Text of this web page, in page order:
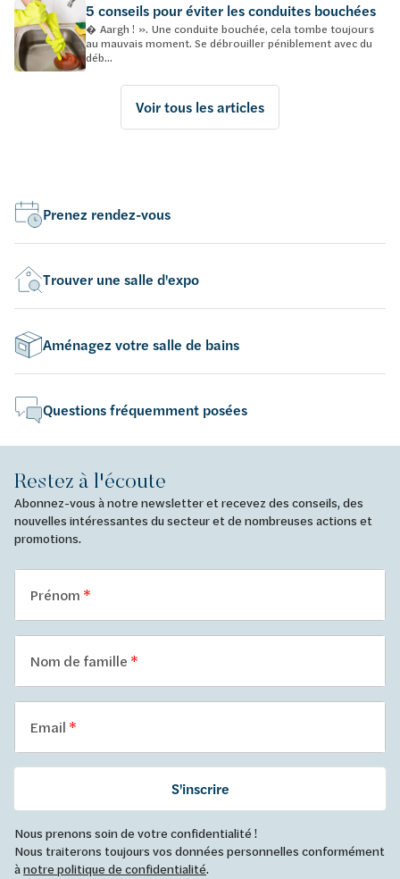
5 conseils pour éviter les conduites bouchées
� Aargh ! ». Une conduite bouchée, cela tombe toujours
au mauvais moment. Se débrouiller péniblement avec du
déb...
Voir tous les articles
Prenez rendez-vous
Trouver une salle d'expo
Aménagez votre salle de bains
Questions fréquemment posées
Restez à l'écoute
Abonnez-vous à notre newsletter et recevez des conseils, des
nouvelles intéressantes du secteur et de nombreuses actions et
promotions.
Prénom
Nom de famille
Email
S'inscrire
Nous prenons soin de votre confidentialité !
Nous traiterons toujours vos données personnelles conformément
ànotre politique de confidentialité.